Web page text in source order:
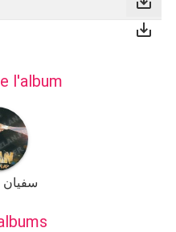
save_alt
l'album
Soufian سفيان